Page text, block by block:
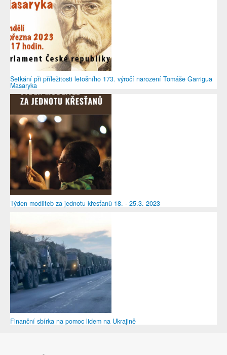
Setkání při příležitosti letošního 173. výročí narození Tomáše Garrigua
Masaryka
Týden modliteb za jednotu křesťanů 18. - 25.3. 2023
Finanční sbírka na pomoc lidem na Ukrajině